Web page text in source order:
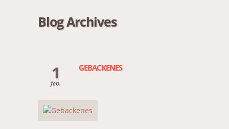
Blog Archives
1
feb.
GEBACKENES